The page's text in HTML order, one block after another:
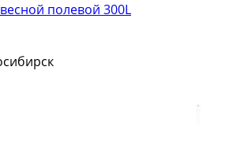
полевой 300L